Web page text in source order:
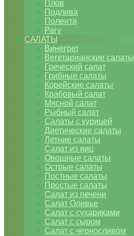
Плов
Подлива
Полента
Рагу
САЛАТЫ
Винегрет
Вегетарианские салаты
Греческий салат
Грибные салаты
Корейские салаты
Крабовый салат
Мясной салат
Рыбный салат
Салаты с курицей
Диетические салаты
Летние салаты
Салат из яиц
Овощные салаты
Острые салаты
Постные салаты
Простые салаты
Салат из печени
Салат Оливье
Салат с сухариками
Салат с сыром
Салат с черносливом